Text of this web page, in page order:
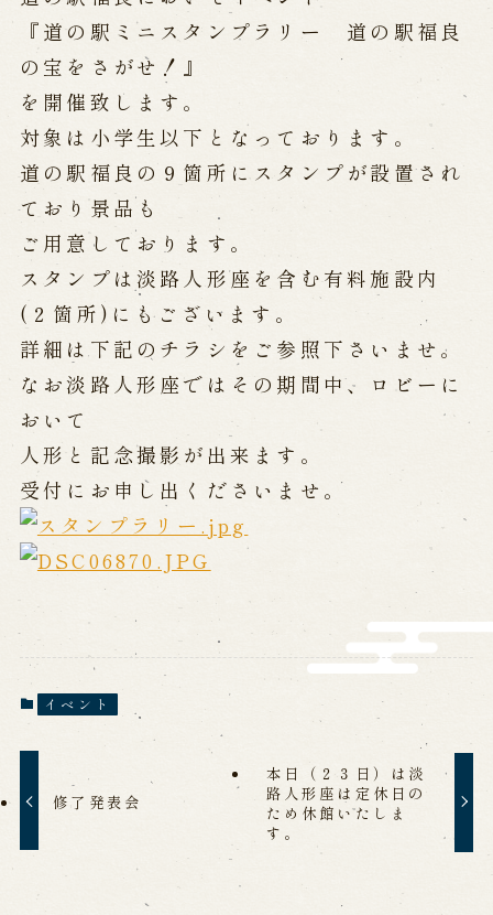
公演カレンダー
開催中の公演
近日開催の公演
出張公演
出張公演
学校公演
海外旅行客向け特別公演「くにうみ」
歴史
淡路島と国生み神話
淡路人形浄瑠璃の歴史
南あわじ市の伝統芸能
ご利用案内
営業日時・料金 アクセス
お問い合わせ
お電話でお問い合わせ
予約
メールフォームから予約
『道の駅ミニスタンプラリー 道の駅福良
の宝をさがせ！』
を開催致します。
対象は小学生以下となっております。
道の駅福良の９箇所にスタンプが設置され
ており景品も
ご用意しております。
スタンプは淡路人形座を含む有料施設内
(２箇所)にもございます。
詳細は下記のチラシをご参照下さいませ。
なお淡路人形座ではその期間中、ロビーに
おいて
人形と記念撮影が出来ます。
受付にお申し出くださいませ。
イベント
修了発表会
本日（２３日）は淡
路人形座は定休日の
ため休館いたしま
す。